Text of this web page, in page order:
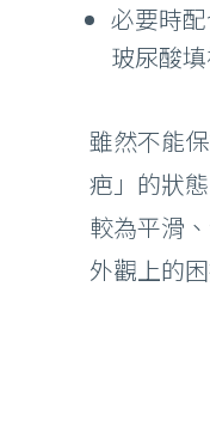
必要時
玻尿酸
雖然不能
疤」的狀
較為平滑
外觀上的